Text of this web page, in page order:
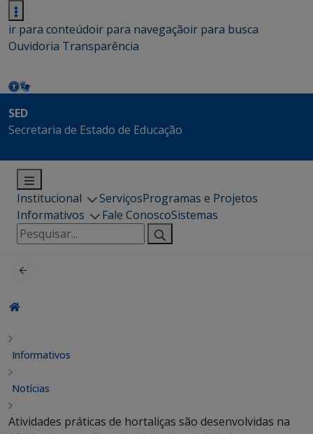
ir para conteúdoir para navegaçãoir para busca
Ouvidoria Transparência
SED
Secretaria de Estado de Educação
Institucional ServiçosProgramas e Projetos
Informativos
Fale ConoscoSistemas
Pesquisar
por:
Informativos
Notícias
Atividades práticas de hortaliças são desenvolvidas na